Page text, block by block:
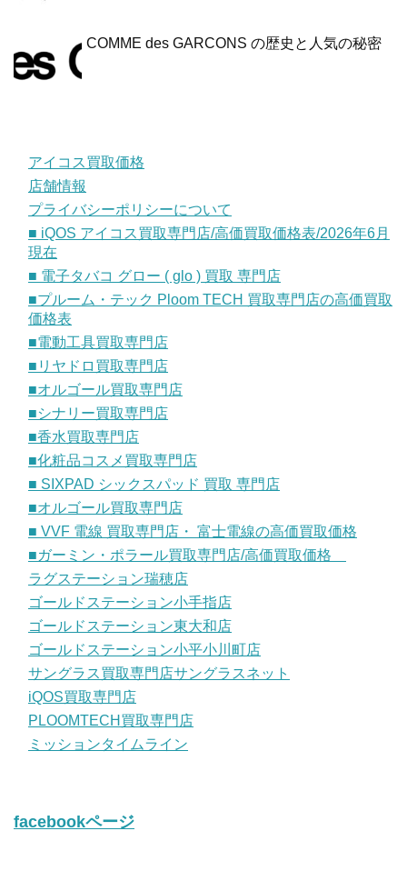
COMME des GARCONS の歴史と人気の秘密
アイコス買取価格
店舗情報
プライバシーポリシーについて
■ iQOS アイコス買取専門店/高価買取価格表/2026年6月
現在
■ 電子タバコ グロー ( glo ) 買取 専門店
■プルーム・テック Ploom TECH 買取専門店の高価買取
価格表
■電動工具買取専門店
■リヤドロ買取専門店
■オルゴール買取専門店
■シナリー買取専門店
■香水買取専門店
■化粧品コスメ買取専門店
■ SIXPAD シックスパッド 買取 専門店
■オルゴール買取専門店
■ VVF 電線 買取専門店・ 富士電線の高価買取価格
■ガーミン・ポラール買取専門店/高価買取価格
ラグステーション瑞穂店
ゴールドステーション小手指店
ゴールドステーション東大和店
ゴールドステーション小平小川町店
サングラス買取専門店サングラスネット
iQOS買取専門店
PLOOMTECH買取専門店
ミッションタイムライン
facebookページ